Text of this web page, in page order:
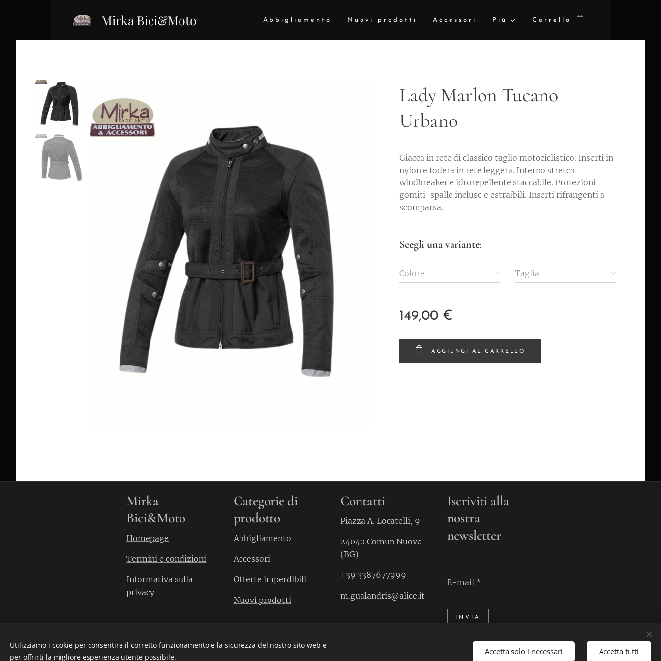
Mirka Bici&Moto Abbigliamento Nuovi prodotti Accessori Più Carrello
Lady Marlon Tucano
Urbano
Giacca in rete di classico taglio motociclistico. Inserti in
nylon e fodera in rete leggera. Interno stretch
windbreaker e idrorepellente staccabile. Protezioni
gomiti-spalle incluse e estraibili. Inserti rifrangenti a
scomparsa.
Scegli una variante:
Colore Taglia
149,00 €
AGGIUNGI AL CARRELLO
Mirka
Bici&Moto
Homepage
Termini e condizioni
Informativa sulla
privacy
Categorie di
prodotto
Abbigliamento
Accessori
Offerte imperdibili
Nuovi prodotti
Contatti
Piazza A. Locatelli, 9
24040 Comun Nuovo
(BG)
+39 3387677999
m.gualandris@alice.it
Iscriviti alla
nostra
newsletter
E-mail
INVIA
Utilizziamo i cookie per consentire il corretto funzionamento e la sicurezza del nostro sito web e
per offrirti la migliore esperienza utente possibile.
Accetta solo i necessari Accetta tutti